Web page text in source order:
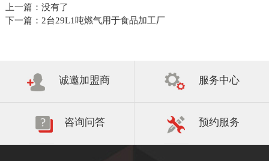
上一篇： 没有了
下一篇： 2台29L1吨燃气用于食品加工厂
诚邀加盟商 服务中心
咨询问答 预约服务